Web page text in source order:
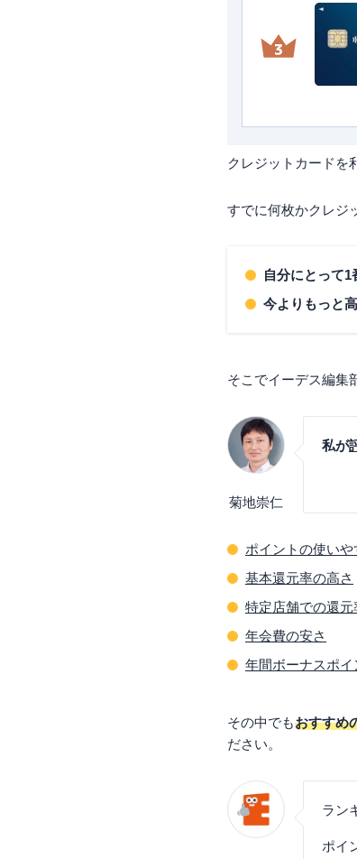
クレジットカードを
すでに何枚かクレジ
自分にとって
今よりもっと
そこでイーデス編集
菊地崇仁
私が
ポイントの使いや
基本還元率の高さ
特定店舗での還元
年会費の安さ
年間ボーナスポ
その中でもおすすめ
ださい。
ラン
ポイ